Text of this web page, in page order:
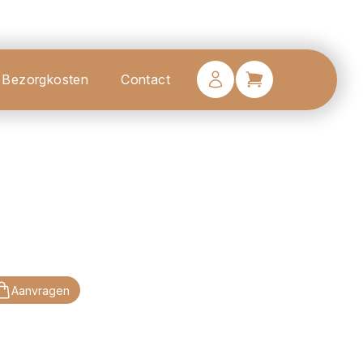
Bezorgkosten Contact
Aanvragen